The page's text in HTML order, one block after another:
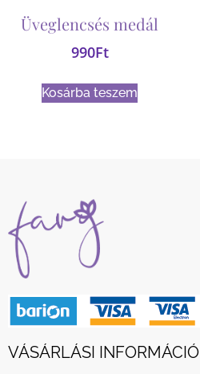
Üveglencsés medál
990Ft
Kosárba teszem
VÁSÁRLÁSI INFORMÁCIÓ